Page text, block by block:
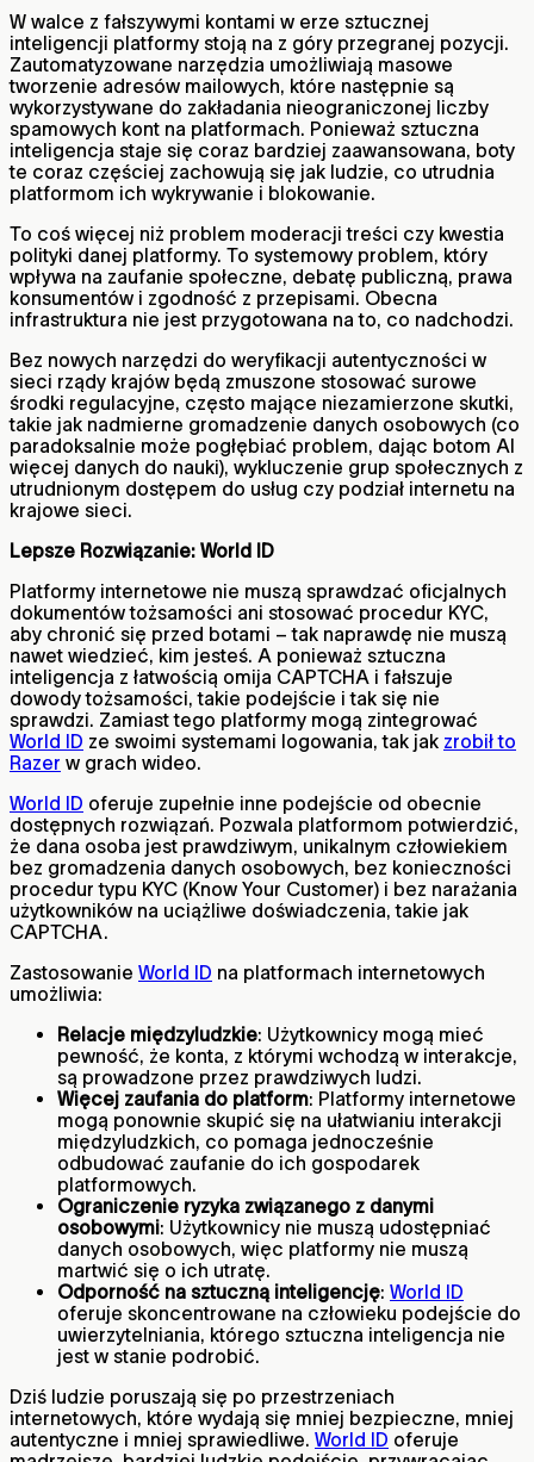
W walce z fałszywymi kontami w erze sztucznej
inteligencji platformy stoją na z góry przegranej pozycji.
Zautomatyzowane narzędzia umożliwiają masowe
tworzenie adresów mailowych, które następnie są
wykorzystywane do zakładania nieograniczonej liczby
spamowych kont na platformach. Ponieważ sztuczna
inteligencja staje się coraz bardziej zaawansowana, boty
te coraz częściej zachowują się jak ludzie, co utrudnia
platformom ich wykrywanie i blokowanie.
To coś więcej niż problem moderacji treści czy kwestia
polityki danej platformy. To systemowy problem, który
wpływa na zaufanie społeczne, debatę publiczną, prawa
konsumentów i zgodność z przepisami. Obecna
infrastruktura nie jest przygotowana na to, co nadchodzi.
Bez nowych narzędzi do weryfikacji autentyczności w
sieci rządy krajów będą zmuszone stosować surowe
środki regulacyjne, często mające niezamierzone skutki,
takie jak nadmierne gromadzenie danych osobowych (co
paradoksalnie może pogłębiać problem, dając botom AI
więcej danych do nauki), wykluczenie grup społecznych z
utrudnionym dostępem do usług czy podział internetu na
krajowe sieci.
Lepsze Rozwiązanie: World ID
Platformy internetowe nie muszą sprawdzać oficjalnych
dokumentów tożsamości ani stosować procedur KYC,
aby chronić się przed botami – tak naprawdę nie muszą
nawet wiedzieć, kim jesteś. A ponieważ sztuczna
inteligencja z łatwością omija CAPTCHA i fałszuje
dowody tożsamości, takie podejście i tak się nie
sprawdzi. Zamiast tego platformy mogą zintegrować
World ID ze swoimi systemami logowania, tak jak zrobił to
Razer w grach wideo.
World ID oferuje zupełnie inne podejście od obecnie
dostępnych rozwiązań. Pozwala platformom potwierdzić,
że dana osoba jest prawdziwym, unikalnym człowiekiem
bez gromadzenia danych osobowych, bez konieczności
procedur typu KYC (Know Your Customer) i bez narażania
użytkowników na uciążliwe doświadczenia, takie jak
CAPTCHA.
Zastosowanie World ID na platformach internetowych
umożliwia:
Relacje międzyludzkie: Użytkownicy mogą mieć
pewność, że konta, z którymi wchodzą w interakcje,
są prowadzone przez prawdziwych ludzi.
Więcej zaufania do platform: Platformy internetowe
mogą ponownie skupić się na ułatwianiu interakcji
międzyludzkich, co pomaga jednocześnie
odbudować zaufanie do ich gospodarek
platformowych.
Ograniczenie ryzyka związanego z danymi
osobowymi: Użytkownicy nie muszą udostępniać
danych osobowych, więc platformy nie muszą
martwić się o ich utratę.
Odporność na sztuczną inteligencję: World ID
oferuje skoncentrowane na człowieku podejście do
uwierzytelniania, którego sztuczna inteligencja nie
jest w stanie podrobić.
Dziś ludzie poruszają się po przestrzeniach
internetowych, które wydają się mniej bezpieczne, mniej
autentyczne i mniej sprawiedliwe. World ID oferuje